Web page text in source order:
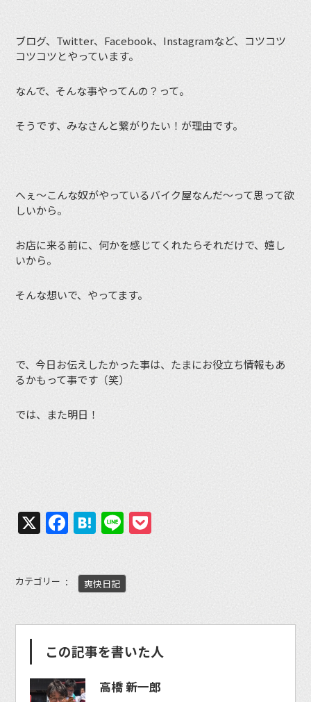
ブログ、Twitter、Facebook、Instagramなど、コツコツ
コツコツとやっています。
なんで、そんな事やってんの？って。
そうです、みなさんと繋がりたい！が理由です。
へぇ〜こんな奴がやっているバイク屋なんだ〜って思って欲
しいから。
お店に来る前に、何かを感じてくれたらそれだけで、嬉し
いから。
そんな想いで、やってます。
で、今日お伝えしたかった事は、たまにお役立ち情報もあ
るかもって事です（笑）
では、また明日！
X Facebook
Hatena
Line
カテゴリー 爽快日記
この記事を書いた人
高橋 新一郎